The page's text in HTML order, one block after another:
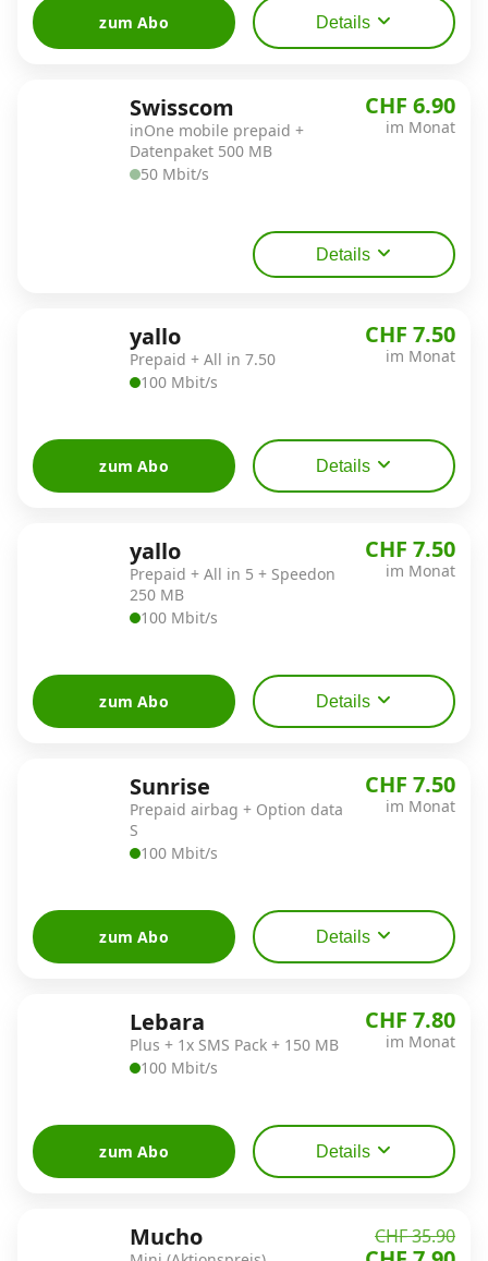
zum Abo Details
Swisscom
inOne mobile prepaid +
Datenpaket 500 MB
50 Mbit/s
CHF 6.90
im Monat
Details
yallo
Prepaid + All in 7.50
100 Mbit/s
CHF 7.50
im Monat
zum Abo Details
yallo
Prepaid + All in 5 + Speedon
250 MB
100 Mbit/s
CHF 7.50
im Monat
zum Abo Details
Sunrise
Prepaid airbag + Option data
S
100 Mbit/s
CHF 7.50
im Monat
zum Abo Details
Lebara
Plus + 1x SMS Pack + 150 MB
100 Mbit/s
CHF 7.80
im Monat
zum Abo Details
Mucho CHF 35.90